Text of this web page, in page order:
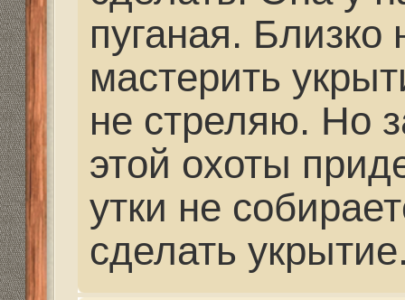
A.S. писал(а):
В четверг,7.04.2016
команда в составе 6-
выдвигается в
Вопрос с одним
технический. В
одиночное кресло в
Найдем-нас будет